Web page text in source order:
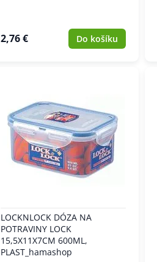
2,76 € Do košíku
LOCKNLOCK DÓZA NA
POTRAVINY LOCK
15,5X11X7CM 600ML,
PLAST_hamashop